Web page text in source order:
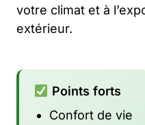
votre climat et à
extérieur.
Points forts
Confort de vie